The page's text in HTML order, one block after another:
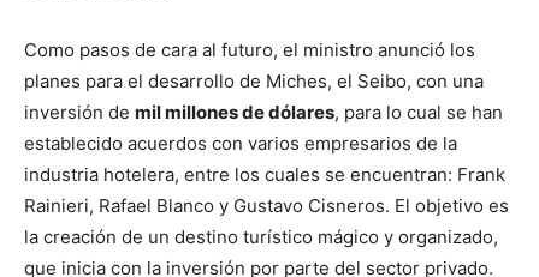
Como pasos de cara al futuro, el ministro anunció los
planes para el desarrollo de Miches, el Seibo, con una
inversión de mil millones de dólares, para lo cual se han
establecido acuerdos con varios empresarios de la
industria hotelera, entre los cuales se encuentran: Frank
Rainieri, Rafael Blanco y Gustavo Cisneros. El objetivo es
la creación de un destino turístico mágico y organizado,
que inicia con la inversión por parte del sector privado.